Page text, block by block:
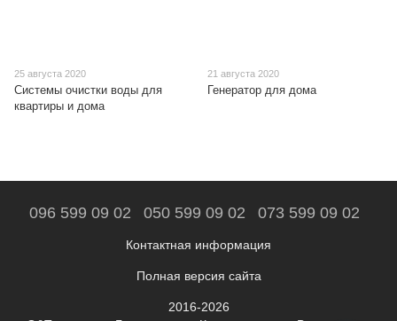
25 августа 2020
Системы очистки воды для
квартиры и дома
21 августа 2020
Генератор для дома
096 599 09 02 050 599 09 02 073 599 09 02
Контактная информация
Полная версия сайта
2016-2026